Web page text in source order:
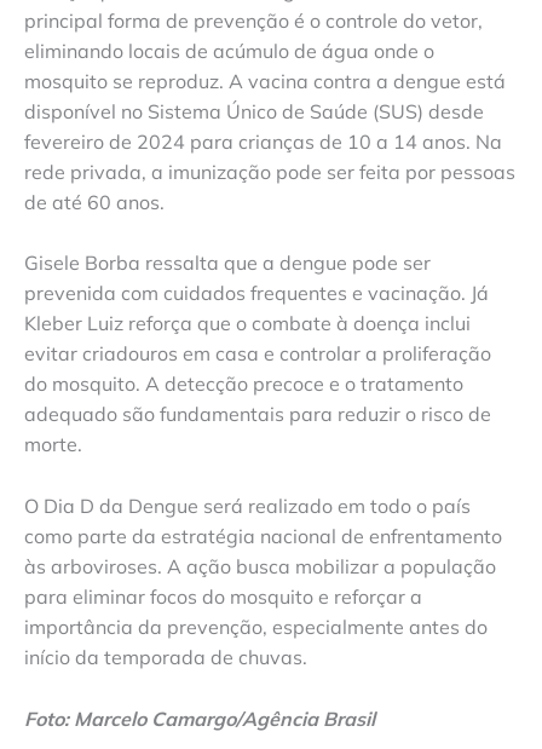
principal forma de prevenção é o controle do vetor,
eliminando locais de acúmulo de água onde o
mosquito se reproduz. A vacina contra a dengue está
disponível no Sistema Único de Saúde (SUS) desde
fevereiro de 2024 para crianças de 10 a 14 anos. Na
rede privada, a imunização pode ser feita por pessoas
de até 60 anos.
Gisele Borba ressalta que a dengue pode ser
prevenida com cuidados frequentes e vacinação. Já
Kleber Luiz reforça que o combate à doença inclui
evitar criadouros em casa e controlar a proliferação
do mosquito. A detecção precoce e o tratamento
adequado são fundamentais para reduzir o risco de
morte.
O Dia D da Dengue será realizado em todo o país
como parte da estratégia nacional de enfrentamento
às arboviroses. A ação busca mobilizar a população
para eliminar focos do mosquito e reforçar a
importância da prevenção, especialmente antes do
início da temporada de chuvas.
Foto: Marcelo Camargo/Agência Brasil